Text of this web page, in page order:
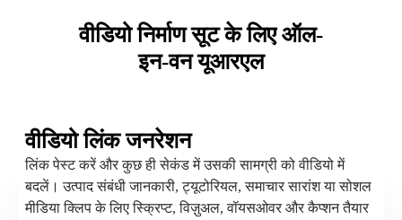
वीडियो निर्माण सूट के लिए ऑल-
इन-वन यूआरएल
वीडियो लिंक जनरेशन
लिंक पेस्ट करें और कुछ ही सेकंड में उसकी सामग्री को वीडियो में
बदलें। उत्पाद संबंधी जानकारी, ट्यूटोरियल, समाचार सारांश या सोशल
मीडिया क्लिप के लिए स्क्रिप्ट, विज़ुअल, वॉयसओवर और कैप्शन तैयार